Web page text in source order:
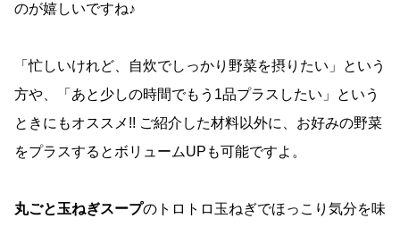
のが嬉しいですね♪
「忙しいけれど、自炊でしっかり野菜を摂りたい」という
方や、「あと少しの時間でもう1品プラスしたい」という
ときにもオススメ!! ご紹介した材料以外に、お好みの野菜
をプラスするとボリュームUPも可能ですよ。
丸ごと玉ねぎスープのトロトロ玉ねぎでほっこり気分を味